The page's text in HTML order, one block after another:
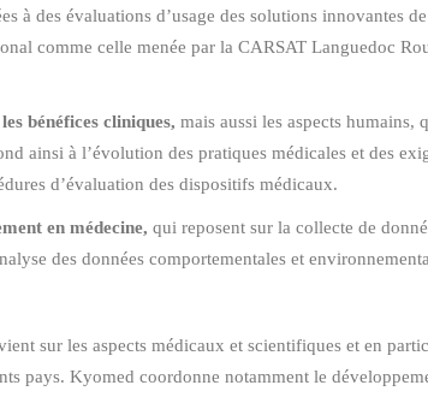
à des évaluations d’usage des solutions innovantes
comme celle menée par la CARSAT Languedoc
bénéfices cliniques, mais aussi les aspects humains,
ainsi à l’évolution des pratiques médicales et des
d’évaluation des dispositifs médicaux.
en médecine, qui reposent sur la collecte de
des données comportementales et
sur les aspects médicaux et scientifiques et en
pays. Kyomed coordonne notamment le